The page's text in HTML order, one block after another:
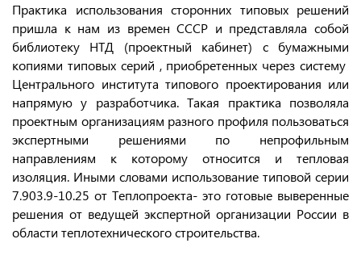
Практика использования сторонних типовых решений
пришла к нам из времен СССР и представляла собой
библиотеку НТД (проектный кабинет) с бумажными
копиями типовых серий , приобретенных через систему
Центрального института типового проектирования или
напрямую у разработчика. Такая практика позволяла
проектным организациям разного профиля пользоваться
экспертными решениями по непрофильным
направлениям к которому относится и тепловая
изоляция. Иными словами использование типовой серии
7.903.9-10.25 от Теплопроекта- это готовые выверенные
решения от ведущей экспертной организации России в
области теплотехнического строительства.